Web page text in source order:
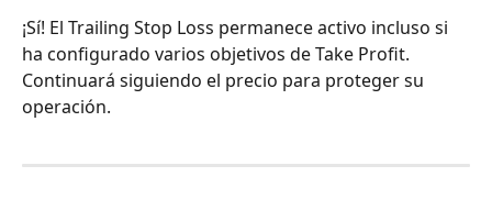
¡Sí! El Trailing Stop Loss permanece activo incluso si
ha configurado varios objetivos de Take Profit.
Continuará siguiendo el precio para proteger su
operación.